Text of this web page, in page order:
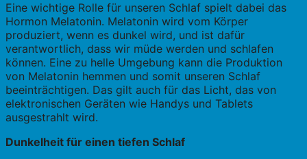
Eine wichtige Rolle für unseren Schlaf spielt dabei das
Hormon Melatonin. Melatonin wird vom Körper
produziert, wenn es dunkel wird, und ist dafür
verantwortlich, dass wir müde werden und schlafen
können. Eine zu helle Umgebung kann die Produktion
von Melatonin hemmen und somit unseren Schlaf
beeinträchtigen. Das gilt auch für das Licht, das von
elektronischen Geräten wie Handys und Tablets
ausgestrahlt wird.
Dunkelheit für einen tiefen Schlaf